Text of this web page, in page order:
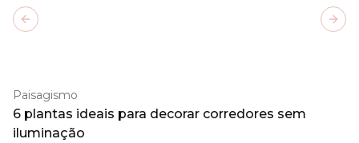
Paisagismo
6 plantas ideais para decorar corredores sem
iluminação
Previous slide